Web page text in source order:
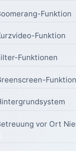
Funktion
Funktion
Funktionen
Funktion
vor Ort